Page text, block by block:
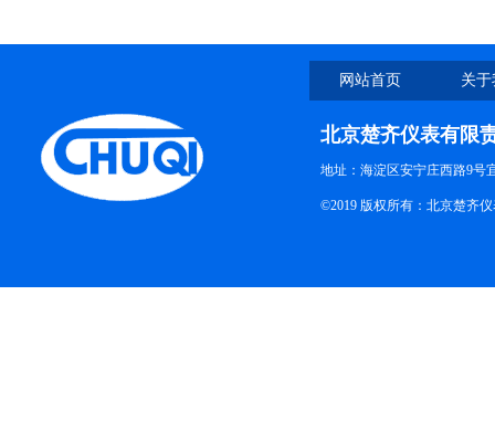
网站首页 关
北京楚齐仪表有限
地址：海淀区安宁庄西路9号
©2019 版权所有：北京楚齐